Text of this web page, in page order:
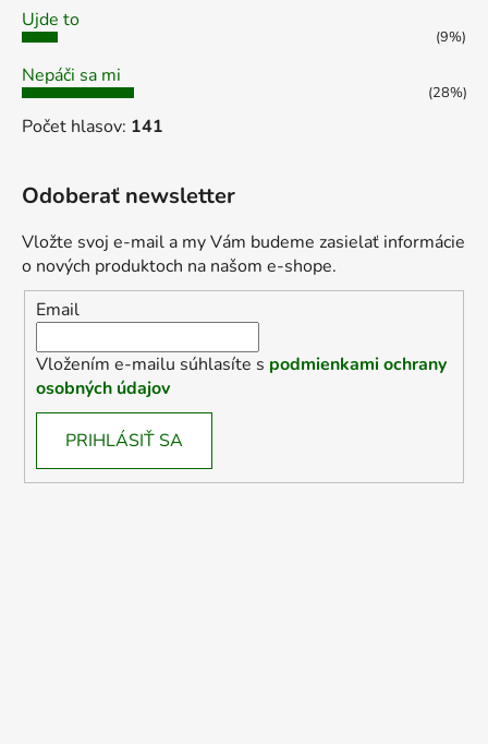
Ujde to
(9%)
Nepáči sa mi
(28%)
Počet hlasov: 141
Odoberať newsletter
Vložte svoj e-mail a my Vám budeme zasielať informácie
o nových produktoch na našom e-shope.
Email
Vložením e-mailu súhlasíte s podmienkami ochrany
osobných údajov
PRIHLÁSIŤ SA